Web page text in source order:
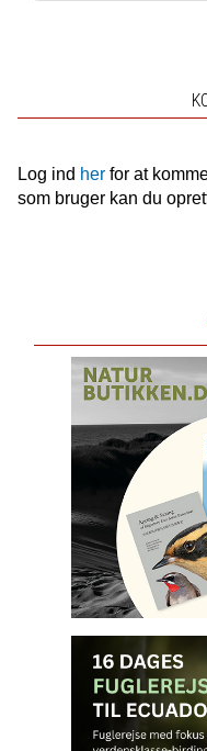
Log ind herfor at
som bruger kan du